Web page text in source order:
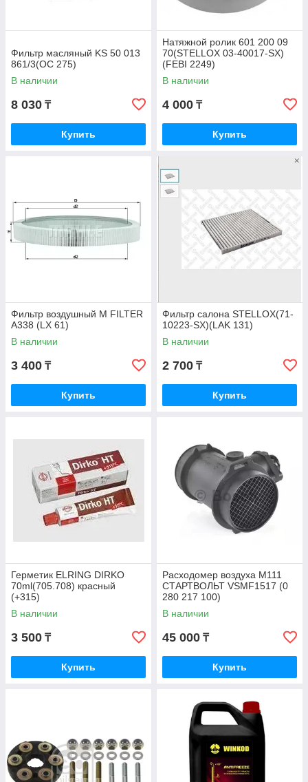
Фильтр масляный KS 50 013
861/3(OC 275)
В наличии
8 030 ₸
Купить
Натяжной ролик 601 200 09
70(STELLOX 03-40017-SX)
(FEBI 2249)
В наличии
4 000 ₸
Купить
Фильтр воздушный M FILTER
A338 (LX 61)
В наличии
3 400 ₸
Купить
Фильтр салона STELLOX(71-
10223-SX)(LAK 131)
В наличии
2 700 ₸
Купить
Герметик ELRING DIRKO
70ml(705.708) красный
(+315)
В наличии
3 500 ₸
Купить
Расходомер воздуха M111
СТАРТВОЛЬТ VSMF1517 (0
280 217 100)
В наличии
45 000 ₸
Купить